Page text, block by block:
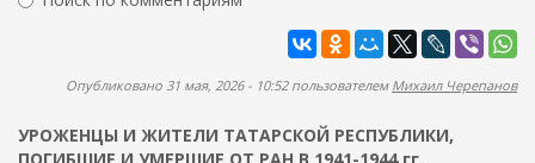
и
Опубликовано 31 мая, 2026 - 10:52 пользователем Михаил Черепанов
УРОЖЕНЦЫ И ЖИТЕЛИ ТАТАРСКОЙ РЕСПУБЛИКИ,